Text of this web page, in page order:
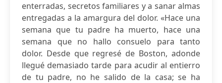
enterradas, secretos familiares y a sanar almas
entregadas a la amargura del dolor. «Hace una
semana que tu padre ha muerto, hace una
semana que no hallo consuelo para tanto
dolor. Desde que regresé de Boston, adonde
llegué demasiado tarde para acudir al entierro
de tu padre, no he salido de la casa; se ha